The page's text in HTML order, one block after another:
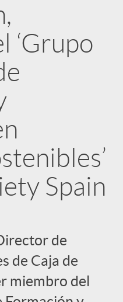
‘Grupo
Spain
de
de Caja de
miembro del